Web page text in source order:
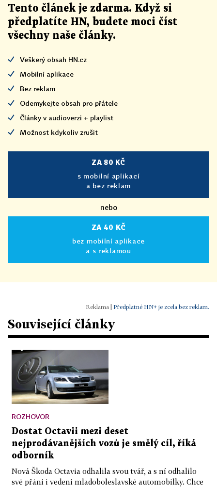
Tento článek je zdarma. Když si
předplatíte HN, budete moci číst
všechny naše články.
Veškerý obsah HN.cz
Mobilní aplikace
Bez reklam
Odemykejte obsah pro přátele
Články v audioverzi + playlist
Možnost kdykoliv zrušit
ZA 80 KČ
s mobilní aplikací
a bez reklam
nebo
ZA 40 KČ
bez mobilní aplikace
a s reklamou
| Předplatné HN+ je zcela bez reklam.
Související články
ROZHOVOR
Dostat Octavii mezi deset
nejprodávanějších vozů je smělý cíl, říká
odborník
Nová Škoda Octavia odhalila svou tvář, a s ní odhalilo
své přání i vedení mladoboleslavské automobilky. Chce